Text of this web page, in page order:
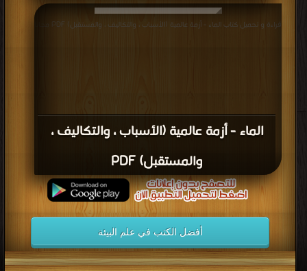
الماء - أزمة عالمية (الأسباب ، والتكاليف ،
والمستقبل) PDF
قراءة و تحميل كتاب الماء - أزمة عالمية (الأسباب ، والتكاليف ، والمستقبل) PDF مجانا
أفضل الكتب في علم البيئة